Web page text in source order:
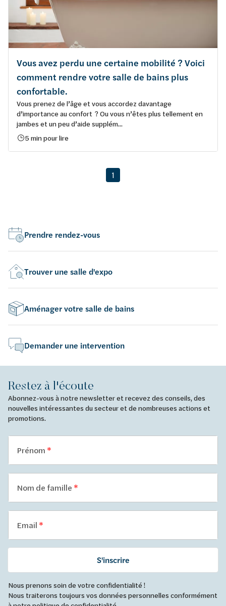
Vous avez perdu une certaine mobilité ? Voici
comment rendre votre salle de bains plus
confortable.
Vous prenez de l’âge et vous accordez davantage
d’importance au confort ? Ou vous n’êtes plus tellement en
jambes et un peu d’aide supplém...
5 min pour lire
1
Prendre rendez-vous
Trouver une salle d'expo
Aménager votre salle de bains
Demander une intervention
Restez à l'écoute
Abonnez-vous à notre newsletter et recevez des conseils, des
nouvelles intéressantes du secteur et de nombreuses actions et
promotions.
Prénom
Nom de famille
Email
S'inscrire
Nous prenons soin de votre confidentialité !
Nous traiterons toujours vos données personnelles conformément